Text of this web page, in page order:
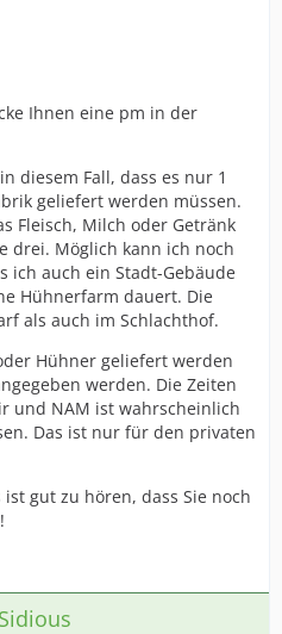
Ihnen eine pm in der
diesem Fall, dass es nur 1
geliefert werden müssen.
Fleisch, Milch oder Getränk
drei. Möglich kann ich noch
ich auch ein Stadt-Gebäude
Hühnerfarm dauert. Die
als auch im Schlachthof.
Hühner geliefert werden
werden. Die Zeiten
und NAM ist wahrscheinlich
Das ist nur für den privaten
gut zu hören, dass Sie noch